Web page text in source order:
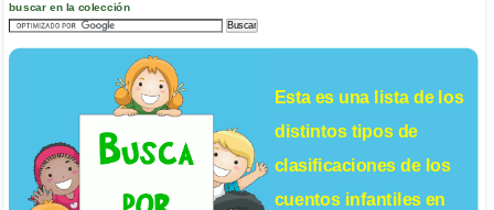
buscar en la colección
Esta es una lista de los
distintos tipos de
clasificaciones de los
cuentos infantilesen